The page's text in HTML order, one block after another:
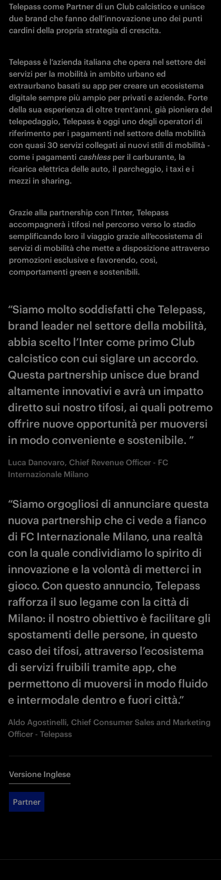
Telepass come Partner di un Club calcistico e unisce
due brand che fanno dell’innovazione uno dei punti
cardini della propria strategia di crescita.
Telepass è l’azienda italiana che opera nel settore dei
servizi per la mobilità in ambito urbano ed
extraurbano basati su app per creare un ecosistema
digitale sempre più ampio per privati e aziende. Forte
della sua esperienza di oltre trent’anni, già pioniera del
telepedaggio, Telepass è oggi uno degli operatori di
riferimento per i pagamenti nel settore della mobilità
con quasi 30 servizi collegati ai nuovi stili di mobilità -
come i pagamenti cashless per il carburante, la
ricarica elettrica delle auto, il parcheggio, i taxi e i
mezzi in sharing.
Grazie alla partnership con l’Inter, Telepass
accompagnerà i tifosi nel percorso verso lo stadio
semplificando loro il viaggio grazie all’ecosistema di
servizi di mobilità che mette a disposizione attraverso
promozioni esclusive e favorendo, così,
comportamenti green e sostenibili.
“Siamo molto soddisfatti che Telepass,
brand leader nel settore della mobilità,
abbia scelto l’Inter come primo Club
calcistico con cui siglare un accordo.
Questa partnership unisce due brand
altamente innovativi e avrà un impatto
diretto sui nostro tifosi, ai quali potremo
offrire nuove opportunità per muoversi
in modo conveniente e sostenibile. ”
Luca Danovaro, Chief Revenue Officer - FC
Internazionale Milano
“Siamo orgogliosi di annunciare questa
nuova partnership che ci vede a fianco
di FC Internazionale Milano, una realtà
con la quale condividiamo lo spirito di
innovazione e la volontà di metterci in
gioco. Con questo annuncio, Telepass
rafforza il suo legame con la città di
Milano: il nostro obiettivo è facilitare gli
spostamenti delle persone, in questo
caso dei tifosi, attraverso l’ecosistema
di servizi fruibili tramite app, che
permettono di muoversi in modo fluido
e intermodale dentro e fuori città.”
Aldo Agostinelli, Chief Consumer Sales and Marketing
Officer - Telepass
Versione Inglese
Partner